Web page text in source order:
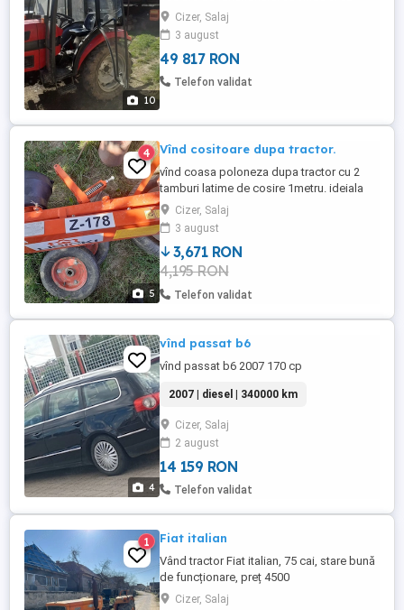
10
cositoare si plug obtional. Specificatii
GeneralitatiMotor 3 cilindri, Servo, Injectie
directa, Racire cu apa, Diesel
Cilindree1.813 cmc Putere transmisie
motor22.1 kW 30CP Dotari Cupe
Cizer, Salaj
3 august
49 817 RON
Telefon validat
5
4 Vînd cositoare dupa tractor.
vînd coasa poloneza dupa tractor cu 2
tamburi latime de cosire 1metru. ideiala
pentru livezi si gradini si locuri înguste. se
poate folosi cu tractor de la 15 la
35cp.pret 3500lei sau 700 euro negociabil.
Cizer, Salaj
3 august
3,671 RON
4,195 RON
Telefon validat
4
vînd passat b6
vînd passat b6 2007 170 cp
2007 | diesel | 340000 km
Cizer, Salaj
2 august
14 159 RON
Telefon validat
1 Fiat italian
Vând tractor Fiat italian, 75 cai, stare bună
de funcționare, preț 4500
Cizer, Salaj